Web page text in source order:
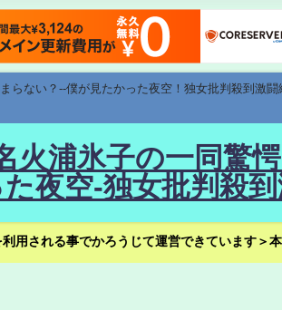
ない？--僕が見たかった夜空！独女批判殺到激
浦氷子の一同驚
夜空-独女批判殺
用される事でかろうじて運営できています＞